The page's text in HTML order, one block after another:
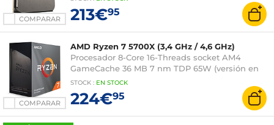
COMPARAR
TDP de 65 W (versión sin ventilador, garantía del
fabricante de 3 años).
213€95
COMPARAR
AMD Ryzen 7 5700X (3,4 GHz / 4,6 GHz)
Procesador 8-Core 16-Threads socket AM4
GameCache 36 MB 7 nm TDP 65W (versión en
caja sin ventilador - 3 años de garantía del
STOCK : EN STOCK
224€95